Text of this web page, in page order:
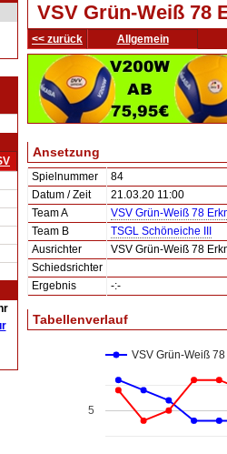
VSV Grün-Weiß 78
<< zurück Allgemein
Ansetzung
Spielnummer
84
Datum / Zeit
21.03.20 11:00
Team A
VSV Grün-Weiß 78
Team B
TSGL Schöneiche III
Ausrichter
VSV Grün-Weiß 78
Schiedsrichter
Ergebnis
-:-
Tabellenverlauf
VSV Grün-Weiß
5